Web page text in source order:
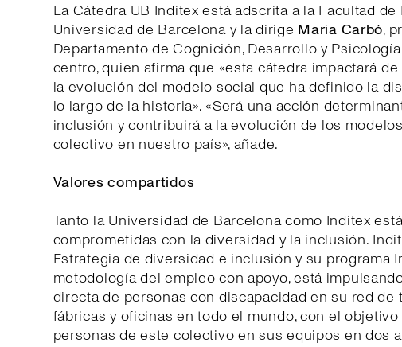
La Cátedra UB Inditex está adscrita a la Facultad
Universidad de Barcelona y la dirige Maria Carbó,
Departamento de Cognición, Desarrollo y
centro, quien afirma que «esta cátedra impactará
la evolución del modelo social que ha definido la
lo largo de la historia». «Será una acción
inclusión y contribuirá a la evolución de los
colectivo en nuestro país», añade.
Valores compartidos
Tanto la Universidad de Barcelona como Inditex
comprometidas con la diversidad y la inclusión.
Estrategia de diversidad e inclusión y su programa
metodología del empleo con apoyo, está
directa de personas con discapacidad en su red de
fábricas y oficinas en todo el mundo, con el
personas de este colectivo en sus equipos en dos